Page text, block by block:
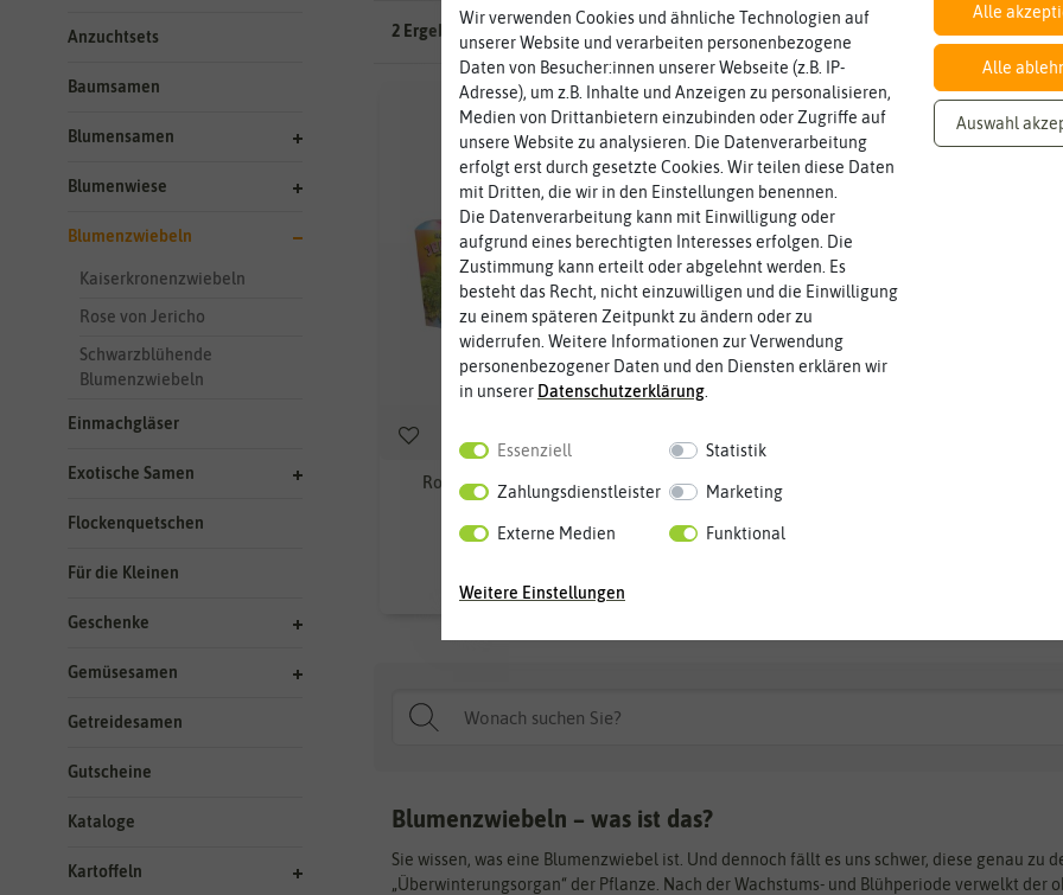
Anzuchtsets
Baumsamen
Blumensamen
Blumenwiese
Blumenzwiebeln
Kaiserkronenzwiebeln
Rose von Jericho
Schwarzblühende
Blumenzwiebeln
Einmachgläser
Exotische Samen
Flockenquetschen
Für die Kleinen
Geschenke
Gemüsesamen
Getreidesamen
Gutscheine
Kataloge
Kartoffeln
2 Ergebnisse
Rose von Jericho (1 Stück) Kaiserkrone Adiyaman (1 Stück)
Blumenzwiebeln – was ist das?
Sie wissen, was eine Blumenzwiebel ist. Und dennoch fällt es uns schwer, diese genau zu
„Überwinterungsorgan“ der Pflanze. Nach der Wachstums- und Blühperiode verwelkt
Wir verwenden Cookies und ähnliche Technologien auf
unserer Website und verarbeiten personenbezogene
Daten von Besucher:innen unserer Webseite (z.B. IP-
Adresse), um z.B. Inhalte und Anzeigen zu personalisieren,
Medien von Drittanbietern einzubinden oder Zugriffe auf
unsere Website zu analysieren. Die Datenverarbeitung
erfolgt erst durch gesetzte Cookies. Wir teilen diese Daten
mit Dritten, die wir in den Einstellungen benennen.
Die Datenverarbeitung kann mit Einwilligung oder
aufgrund eines berechtigten Interesses erfolgen. Die
Zustimmung kann erteilt oder abgelehnt werden. Es
besteht das Recht, nicht einzuwilligen und die Einwilligung
zu einem späteren Zeitpunkt zu ändern oder zu
widerrufen. Weitere Informationen zur Verwendung
personenbezogener Daten und den Diensten erklären wir
in unserer Daten­schutz­erklärung
Essenziell Statistik
Zahlungsdienstleister Marketing
Externe Medien Funktional
Weitere Einstellungen
Alle
Alle
Auswahl